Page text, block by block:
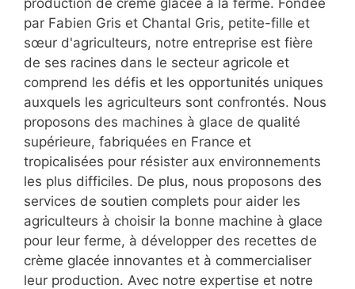
par Fabien Gris et Chantal Gris, petite-fille et
sœur d'agriculteurs, notre entreprise est fière
de ses racines dans le secteur agricole et
comprend les défis et les opportunités uniques
auxquels les agriculteurs sont confrontés. Nous
proposons des machines à glace de qualité
supérieure, fabriquées en France et
tropicalisées pour résister aux environnements
les plus difficiles. De plus, nous proposons des
services de soutien complets pour aider les
agriculteurs à choisir la bonne machine à glace
pour leur ferme, à développer des recettes de
crème glacée innovantes et à commercialiser
leur production. Avec notre expertise et notre